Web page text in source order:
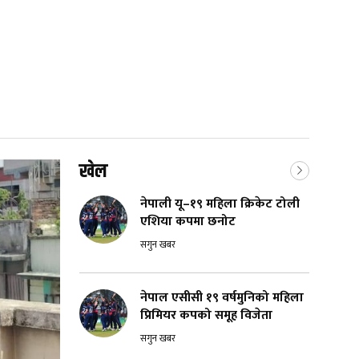
खेल
नेपाली यू–१९ महिला क्रिकेट टोली
एशिया कपमा छनोट
सगुन खबर
नेपाल एसीसी १९ वर्षमुनिको महिला
प्रिमियर कपको समूह विजेता
सगुन खबर